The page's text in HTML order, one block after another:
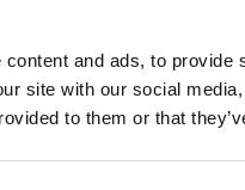
and ads, to
site with our social
to them or that